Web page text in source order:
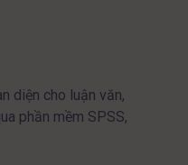
diện cho luận văn,
phần mềm SPSS,